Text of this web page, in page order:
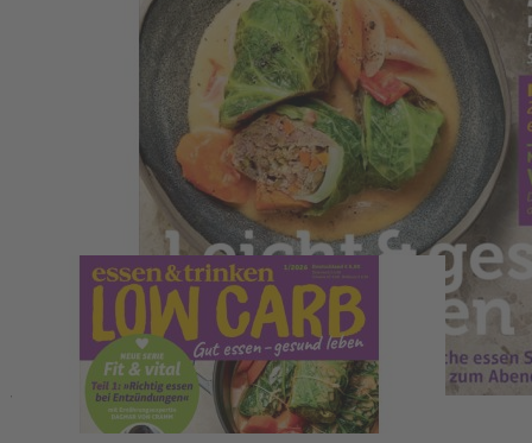
Zum Anfang der Bildergalerie springen
067980
essen & trinken - Low Carb
01/2026